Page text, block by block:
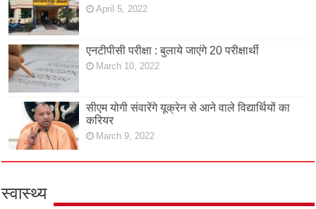
April 5, 2022
एनटीपीसी परीक्षा : बुलाये जाएंगे 20 परीक्षार्थी
March 10, 2022
सीएम योगी संवारेंगे यूक्रेन से आने वाले विद्यार्थियों का
करियर
March 9, 2022
स्वास्थ्य